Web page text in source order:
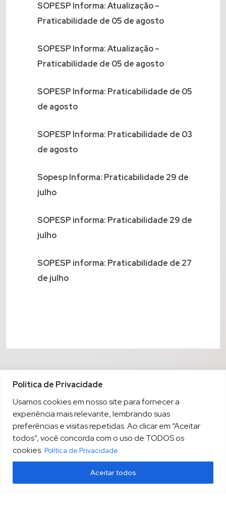
Política de Privacidade
Usamos cookies em nosso site para fornecer a
experiência mais relevante, lembrando suas
preferências e visitas repetidas. Ao clicar em “Aceitar
todos”, você concorda com o uso de TODOS os
cookies. Política de Privacidade
Aceitar todos
SOPESP Informa: Atualização –
Praticabilidade de 05 de agosto
SOPESP Informa: Atualização –
Praticabilidade de 05 de agosto
SOPESP Informa: Praticabilidade de 05
de agosto
SOPESP Informa: Praticabilidade de 03
de agosto
Sopesp Informa: Praticabilidade 29 de
julho
SOPESP informa: Praticabilidade 29 de
julho
SOPESP informa: Praticabilidade de 27
de julho